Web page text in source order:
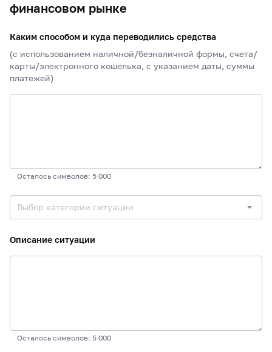
финансовом рынке
Каким способом и куда переводились средства
(с использованием наличной/безналичной формы, счета/
карты/электронного кошелька, с указанием даты, суммы
платежей)
Осталось символов: 5 000
Выбор категории ситуации
Описание ситуации
Осталось символов: 5 000